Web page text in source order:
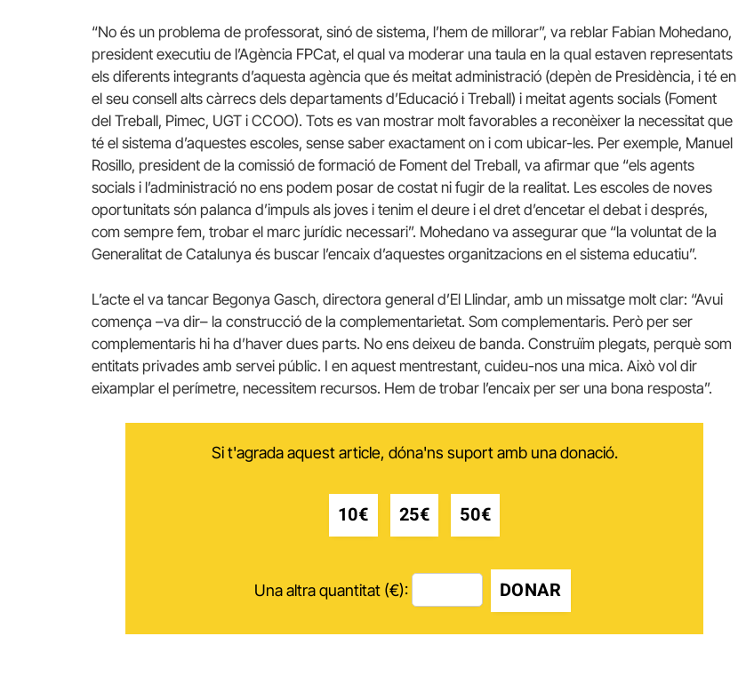
“No és un problema de professorat, sinó de sistema, l’hem de millorar”, va reblar Fabian Mohedano,
president executiu de l’Agència FPCat, el qual va moderar una taula en la qual estaven representats
els diferents integrants d’aquesta agència que és meitat administració (depèn de Presidència, i té en
el seu consell alts càrrecs dels departaments d’Educació i Treball) i meitat agents socials (Foment
del Treball, Pimec, UGT i CCOO). Tots es van mostrar molt favorables a reconèixer la necessitat que
té el sistema d’aquestes escoles, sense saber exactament on i com ubicar-les. Per exemple, Manuel
Rosillo, president de la comissió de formació de Foment del Treball, va afirmar que “els agents
socials i l’administració no ens podem posar de costat ni fugir de la realitat. Les escoles de noves
oportunitats són palanca d’impuls als joves i tenim el deure i el dret d’encetar el debat i després,
com sempre fem, trobar el marc jurídic necessari”. Mohedano va assegurar que “la voluntat de la
Generalitat de Catalunya és buscar l’encaix d’aquestes organitzacions en el sistema educatiu”.
L’acte el va tancar Begonya Gasch, directora general d’El Llindar, amb un missatge molt clar: “Avui
comença –va dir– la construcció de la complementarietat. Som complementaris. Però per ser
complementaris hi ha d’haver dues parts. No ens deixeu de banda. Construïm plegats, perquè som
entitats privades amb servei públic. I en aquest mentrestant, cuideu-nos una mica. Això vol dir
eixamplar el perímetre, necessitem recursos. Hem de trobar l’encaix per ser una bona resposta”.
Si t'agrada aquest article, dóna'ns suport amb una donació.
10€ 25€ 50€
Una altra quantitat (€): DONAR